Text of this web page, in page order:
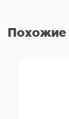
Похожие